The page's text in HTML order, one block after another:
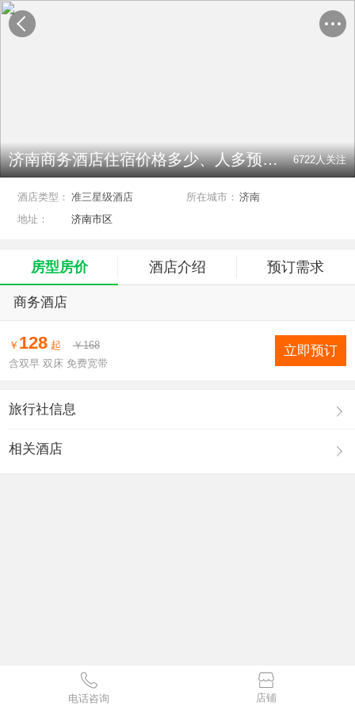
济南商务酒店住宿价格多少、人多预定优惠、团队价格 6722人关注
酒店类型： 准三星级酒店 所在城市： 济南
地址：
济南市区
房型房价 酒店介绍 预订需求
商务酒店
￥ 128 起
￥168
含双早 双床 免费宽带
立即预订
旅行社信息
相关酒店
电话咨询 店铺